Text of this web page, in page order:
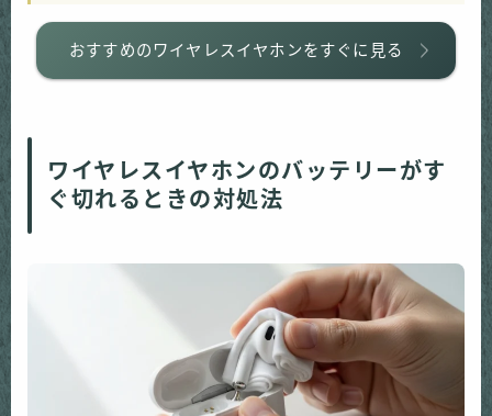
おすすめのワイヤレスイヤホンをすぐに見る
ワイヤレスイヤホンのバッテリーがす
ぐ切れるときの対処法